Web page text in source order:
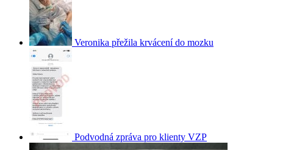
Veronika přežila krvácení do mozku
Podvodná zpráva pro klienty VZP